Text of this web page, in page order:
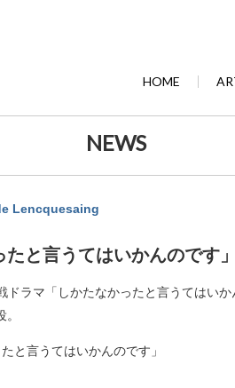
HOME
NEWS
Lencquesaing
たと言うてはいかんのです
ドラマ「しかたなかったと言うてはいか
と言うてはいかんのです」